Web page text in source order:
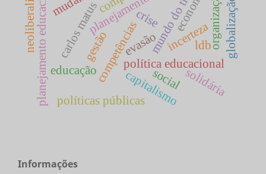
competências
educação política educacional
planejamento educacionalcarlos matus
gestão incerteza
crise organizaçãoglobalização
neoliberalismo
capitalismo
social solidária
ldb
políticas públicas
evasão
Informações